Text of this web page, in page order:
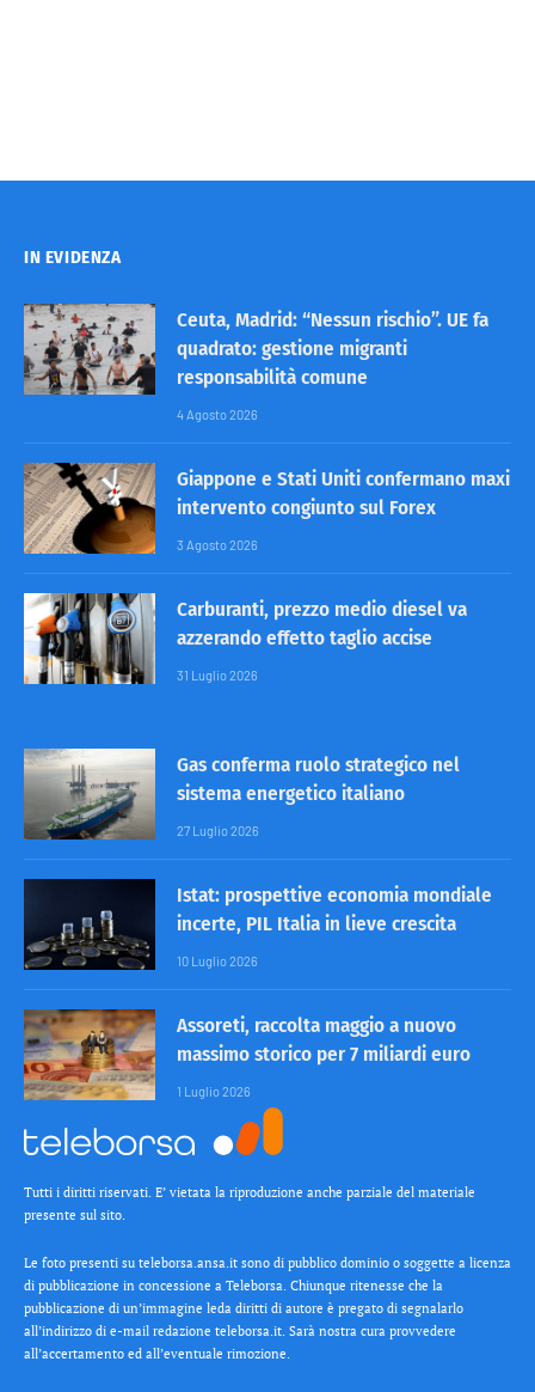
IN EVIDENZA
Ceuta, Madrid: “Nessun rischio”. UE fa
quadrato: gestione migranti
responsabilità comune
4 Agosto 2026
Giappone e Stati Uniti confermano maxi
intervento congiunto sul Forex
3 Agosto 2026
Carburanti, prezzo medio diesel va
azzerando effetto taglio accise
31 Luglio 2026
Gas conferma ruolo strategico nel
sistema energetico italiano
27 Luglio 2026
Istat: prospettive economia mondiale
incerte, PIL Italia in lieve crescita
10 Luglio 2026
Assoreti, raccolta maggio a nuovo
massimo storico per 7 miliardi euro
1 Luglio 2026
Tutti i diritti riservati. E’ vietata la riproduzione anche parziale del materiale
presente sul sito.
Le foto presenti su teleborsa.ansa.it sono di pubblico dominio o soggette a licenza
di pubblicazione in concessione a Teleborsa. Chiunque ritenesse che la
pubblicazione di un’immagine leda diritti di autore è pregato di segnalarlo
all’indirizzo di e-mail redazione teleborsa.it. Sarà nostra cura provvedere
all’accertamento ed all’eventuale rimozione.